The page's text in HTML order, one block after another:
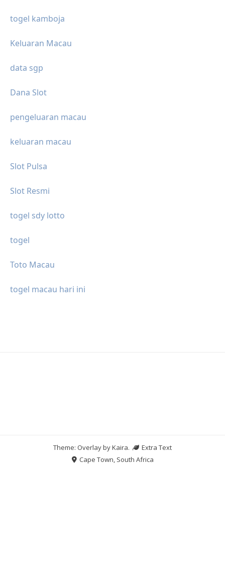
togel kamboja
Keluaran Macau
data sgp
Dana Slot
pengeluaran macau
keluaran macau
Slot Pulsa
Slot Resmi
togel sdy lotto
togel
Toto Macau
togel macau hari ini
Theme: Overlay byKaira.
Extra Text
Cape Town, South Africa